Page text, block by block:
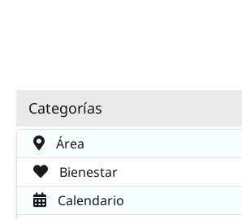
Categorías
Área
Bienestar
Calendario